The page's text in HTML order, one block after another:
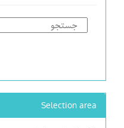
Selection area